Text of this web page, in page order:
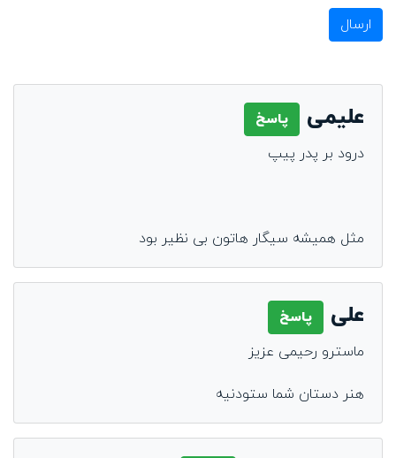
ارسال
علیمی
پاسخ
درود بر پدر پیپ
مثل همیشه سیگار هاتون بی نظیر بود
علی
پاسخ
ماسترو رحیمی عزیز
هنر دستان شما ستودنیه